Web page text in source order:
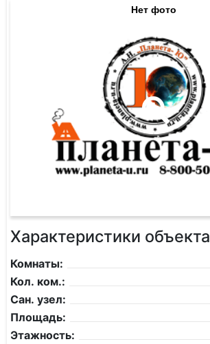
Нет фото
Характеристики объекта
Комнаты:
Кол. ком.:
Сан. узел:
Площадь:
Этажность: